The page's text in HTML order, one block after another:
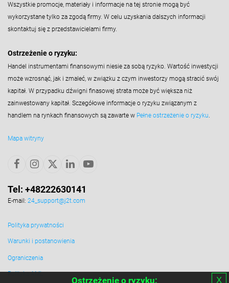
х
Ostrzeżenie o ryzyku:
Wszystkie promocje, materiały i informacje na tej stronie mogą być
wykorzystane tylko za zgodą firmy. W celu uzyskania dalszych informacji
skontaktuj się z przedstawicielami firmy.
Ostrzeżenie o ryzyku:
Handel instrumentami finansowymi niesie za sobą ryzyko. Wartość inwestycji
może wzrosnąć, jak i zmaleć, w związku z czym inwestorzy mogą stracić swój
kapitał. W przypadku dźwigni finasowej strata może być większa niż
zainwestowany kapitał. Sczegółowe informacje o ryzyku związanym z
handlem na rynkach finansowych są zawarte w Pełne ostrzeżenie o ryzyku
Mapa witryny
Tel: +48222630141
E-mail: 24_support@j2t.com
Polityka prywatności
Warunki i postanowienia
Ograniczenia
Polityka AML